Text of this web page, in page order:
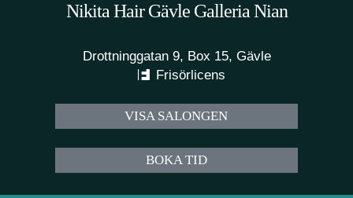
Nikita Hair Gävle Galleria Nian
Drottninggatan 9, Box 15, Gävle
Frisörlicens
VISA SALONGEN
BOKA TID